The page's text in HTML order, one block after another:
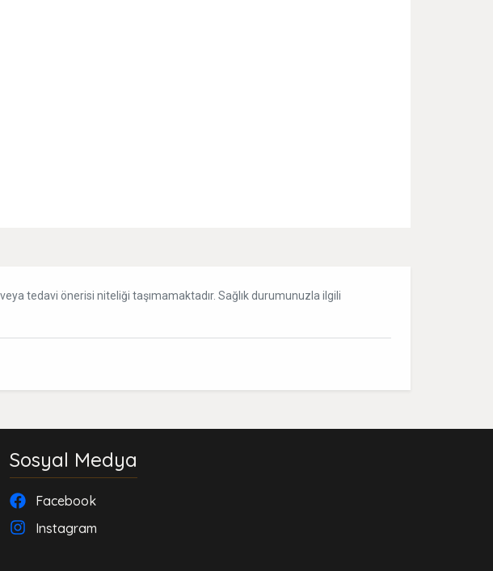
tedavi önerisi niteliği taşımamaktadır. Sağlık durumunuzla ilgili
Sosyal Medya
Facebook
Instagram